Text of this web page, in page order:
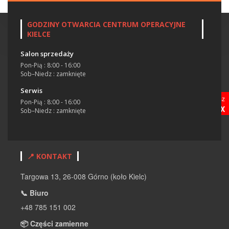
GODZINY OTWARCIA CENTRUM OPERACYJNE
KIELCE
Salon sprzedaży
Pon-Pią : 8:00 - 16:00
Sob–Niedz : zamknięte
Serwis
Pon-Pią : 8:00 - 16:00
Sob–Niedz : zamknięte
📍 KONTAKT
Targowa 13, 26-008 Górno (koło Kielc)
📞 Biuro
+48 785 151 002
📦 Części zamienne
Nasz
OLX